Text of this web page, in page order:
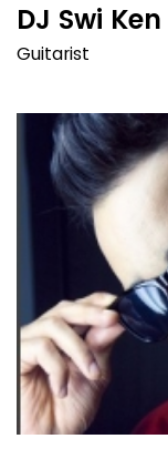
DJ Swi
Guitarist